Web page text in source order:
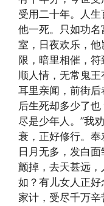
受用二十年。人
他一死。只如功
室，日夜欢乐，
限，暗里相催，
顺人情，无常鬼王
耳里亲闻，前街
后生死却多少了
尽是少年人。”我
衰，正好修行。奉
日月无多，发白
颤掉，去天甚远
如？有儿女人正
家计，受尽千万辛